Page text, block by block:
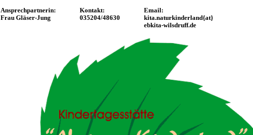
Ansprechpartnerin:
Frau Gläser-Jung
Kontakt:
035204/48630
Email:
kita.naturkinderland{at}
ebkita-wilsdruff.de